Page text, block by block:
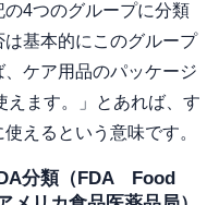
4つのグループに分類
基本的にこのグループ
ケア用品のパッケージ
えます。」とあれば、す
えるという意味です。
分類（FDA Food